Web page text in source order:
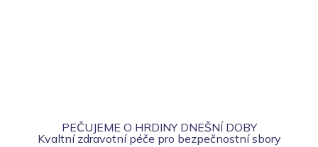
PEČUJEME O HRDINY DNEŠNÍ DOBY
Kvaltní zdravotní péče pro bezpečnostní sbory